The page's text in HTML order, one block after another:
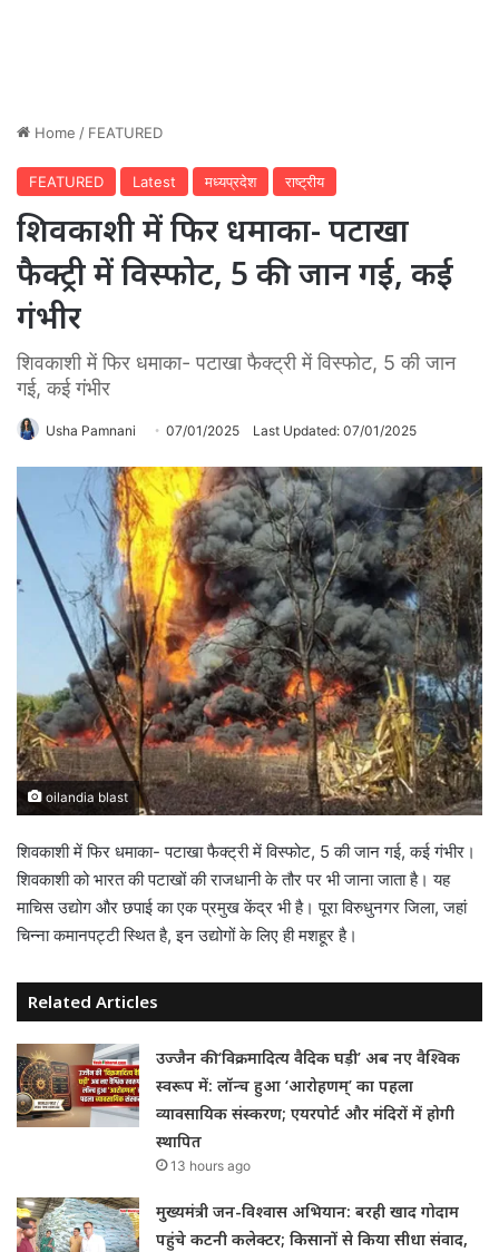
Home / FEATURED
FEATURED Latest मध्यप्रदेश राष्ट्रीय
शिवकाशी में फिर धमाका- पटाखा
फैक्ट्री में विस्फोट, 5 की जान गई, कई
गंभीर
शिवकाशी में फिर धमाका- पटाखा फैक्ट्री में विस्फोट, 5 की जान
गई, कई गंभीर
Usha Pamnani 07/01/2025 Last Updated: 07/01/2025
oilandia blast
शिवकाशी में फिर धमाका- पटाखा फैक्ट्री में विस्फोट, 5 की जान गई, कई गंभीर।
शिवकाशी को भारत की पटाखों की राजधानी के तौर पर भी जाना जाता है। यह
माचिस उद्योग और छपाई का एक प्रमुख केंद्र भी है। पूरा विरुधुनगर जिला, जहां
चिन्ना कमानपट्टी स्थित है, इन उद्योगों के लिए ही मशहूर है।
Related Articles
उज्जैन की ‘विक्रमादित्य वैदिक घड़ी’ अब नए वैश्विक
स्वरूप में: लॉन्च हुआ ‘आरोहणम्’ का पहला
व्यावसायिक संस्करण; एयरपोर्ट और मंदिरों में होगी
स्थापित
13 hours ago
मुख्यमंत्री जन-विश्वास अभियान: बरही खाद गोदाम
पहुंचे कटनी कलेक्टर; किसानों से किया सीधा संवाद,